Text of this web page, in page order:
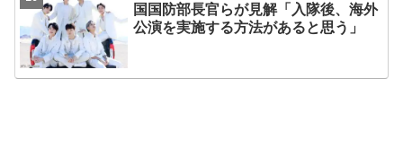
国国防部長官らが見解「入隊後、海外
公演を実施する方法があると思う」